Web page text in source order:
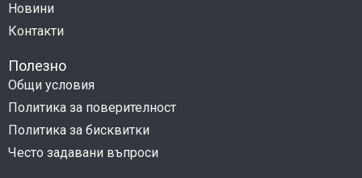
Новини
Контакти
Полезно
Общи условия
Политика за поверителност
Политика за бисквитки
Често задавани въпроси